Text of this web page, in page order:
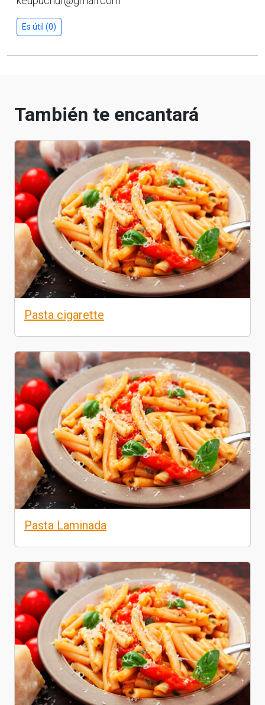
Es útil (0)
También te encantará
Pasta cigarette
Pasta Laminada